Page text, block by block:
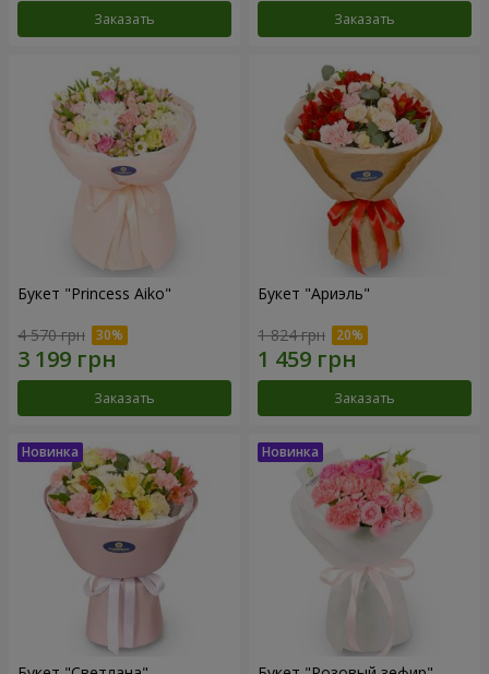
Заказать Заказать
Букет "Princess Aiko"
4 570 грн
Заказать
Букет "Ариэль"
1 824 грн
Заказать